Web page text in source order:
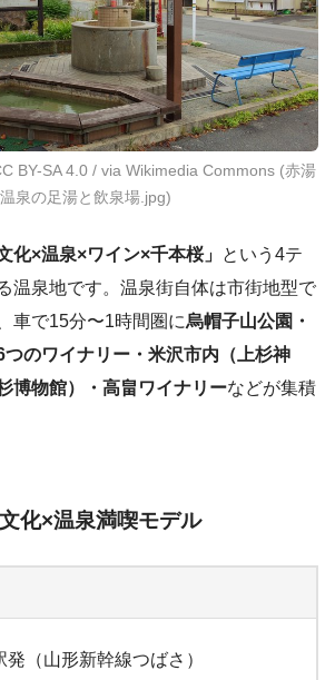
BY-SA 4.0 / via Wikimedia Commons (赤湯
温泉の足湯と飲泉場.jpg)
化×温泉×ワイン×千本桜」 という4テ
温泉地です。温泉街自体は市街地型で
車で15分〜1時間圏に烏帽子山公園・
のワイナリー・米沢市内（上杉神
博物館）・高畠ワイナリーなどが集積
化×温泉満喫モデル
発（山形新幹線つばさ）